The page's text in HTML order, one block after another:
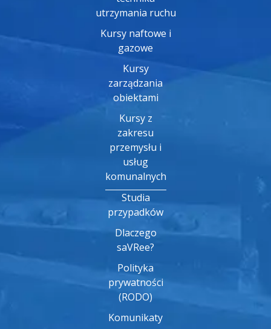
utrzymania ruchu
Kursy naftowe i
gazowe
Kursy
zarządzania
obiektami
Kursy z
zakresu
przemysłu i
usług
komunalnych
Studia
przypadków
Dlaczego
saVRee?
Polityka
prywatności
(RODO)
Komunikaty